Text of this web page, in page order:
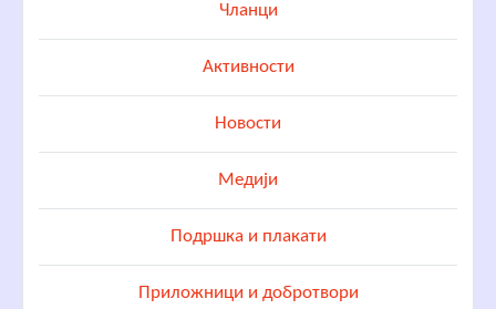
Чланци
Активности
Новости
Медији
Подршка и плакати
Приложници и добротвори